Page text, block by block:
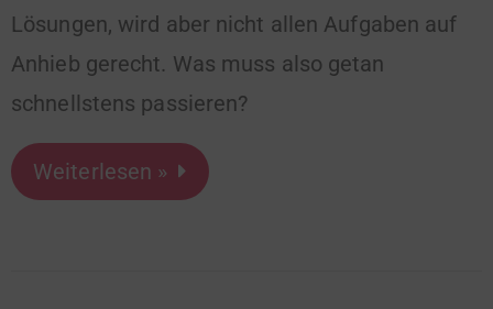
Lösungen, wird aber nicht allen Aufgaben auf
Anhieb gerecht. Was muss also getan
schnellstens passieren?
Weiterlesen »